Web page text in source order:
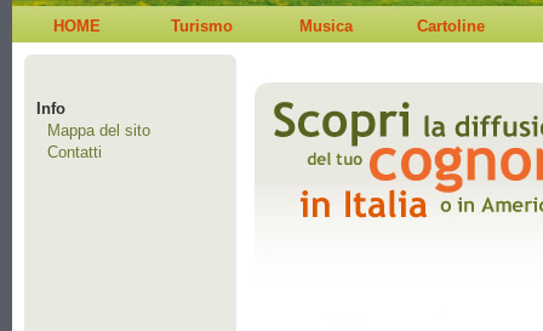
HOME Turismo Musica Cartoline
Info
Mappa del sito
Contatti